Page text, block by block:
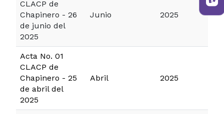
CLACP de
Chapinero - 26
de junio del
2025
Junio 2025
Acta No. 01
CLACP de
Chapinero - 25
de abril del
2025
Abril 2025